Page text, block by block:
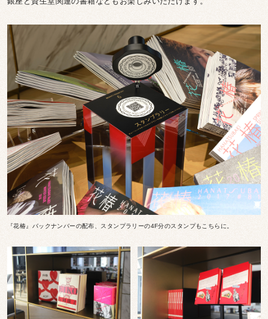
『花椿』バックナンバーの配布、スタンプラリーの4F分のスタンプもこちらに。